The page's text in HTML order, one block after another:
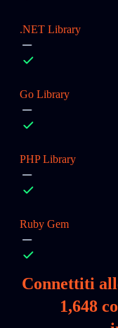
.NET Library
Go Library
PHP Library
Ruby Gem
Connettiti
1,648